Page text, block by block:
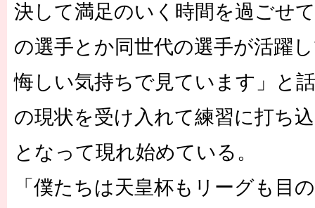
決して満足のいく時間を過ごせ
の選手とか同世代の選手が活躍
悔しい気持ちで見ています」と
の現状を受け入れて練習に打ち
となって現れ始めている。
「僕たちは天皇杯もリーグも目